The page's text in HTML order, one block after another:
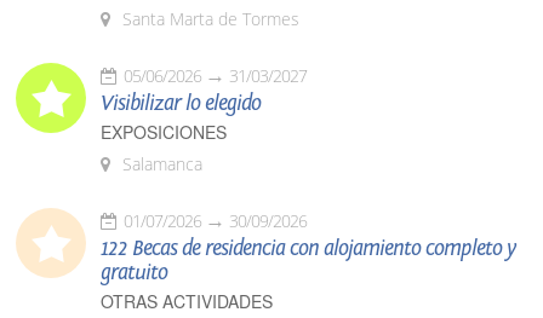
Santa Marta de Tormes
05/06/2026 31/03/2027
Visibilizar lo elegido
EXPOSICIONES
Salamanca
01/07/2026 30/09/2026
122 Becas de residencia con alojamiento completo y
gratuito
OTRAS ACTIVIDADES